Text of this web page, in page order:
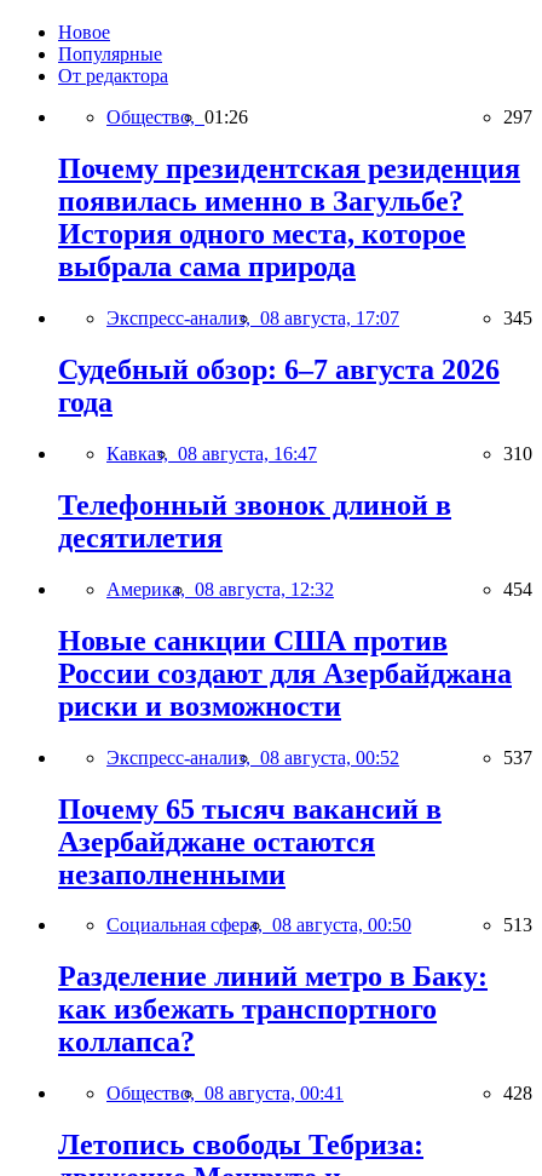
Новое
Популярные
От редактора
Общество, 01:26 297
Почему президентская резиденция
появилась именно в Загульбе?
История одного места, которое
выбрала сама природа
Экспресс-анализ, 08 августа, 17:07 345
Судебный обзор: 6–7 августа 2026
года
Кавказ, 08 августа, 16:47 310
Телефонный звонок длиной в
десятилетия
Америка, 08 августа, 12:32 454
Новые санкции США против
России создают для Азербайджана
риски и возможности
Экспресс-анализ, 08 августа, 00:52 537
Почему 65 тысяч вакансий в
Азербайджане остаются
незаполненными
Социальная сфера, 08 августа, 00:50 513
Разделение линий метро в Баку:
как избежать транспортного
коллапса?
Общество, 08 августа, 00:41 428
Летопись свободы Тебриза: